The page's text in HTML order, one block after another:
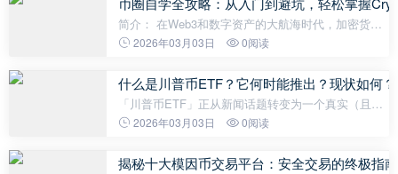
简介： 在Web3和数字资产的大航海时代，加密货币
不仅是一种投资方式，更是一个全新的数字文明。我
白，还是想系统进阶的入门玩家，看
2026年03月03日 0阅读
什么是川普币ETF？它何时能推出？现状如何？
「川普币ETF」正从新闻话题转变为一个真实（且具
争议性）的可能性。2025年，多家发行商向美国证券
相关的基金上市申请，这个基于Solana的
2026年03月03日 0阅读
揭秘十大模因币交易平台：安全交易的终极指南